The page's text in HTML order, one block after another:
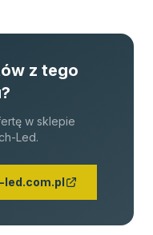
z tego
w sklepie
Led.
led.com.pl